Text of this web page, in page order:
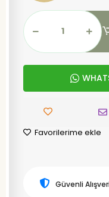
Favorilerime ekle
Güvenli